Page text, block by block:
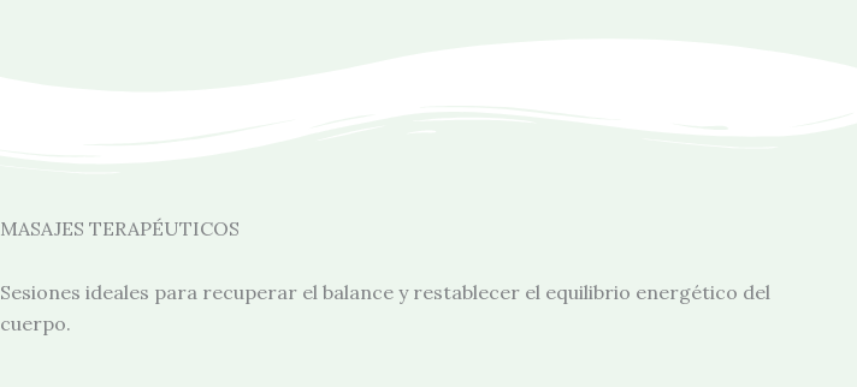
MASAJES TERAPÉUTICOS
Sesiones ideales para recuperar el balance y restablecer el equilibrio energético del
cuerpo.